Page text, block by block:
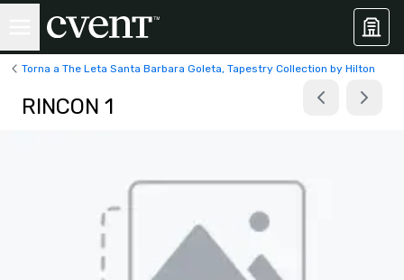
Torna a The Leta Santa Barbara Goleta, Tapestry Collection by Hilton
RINCON 1